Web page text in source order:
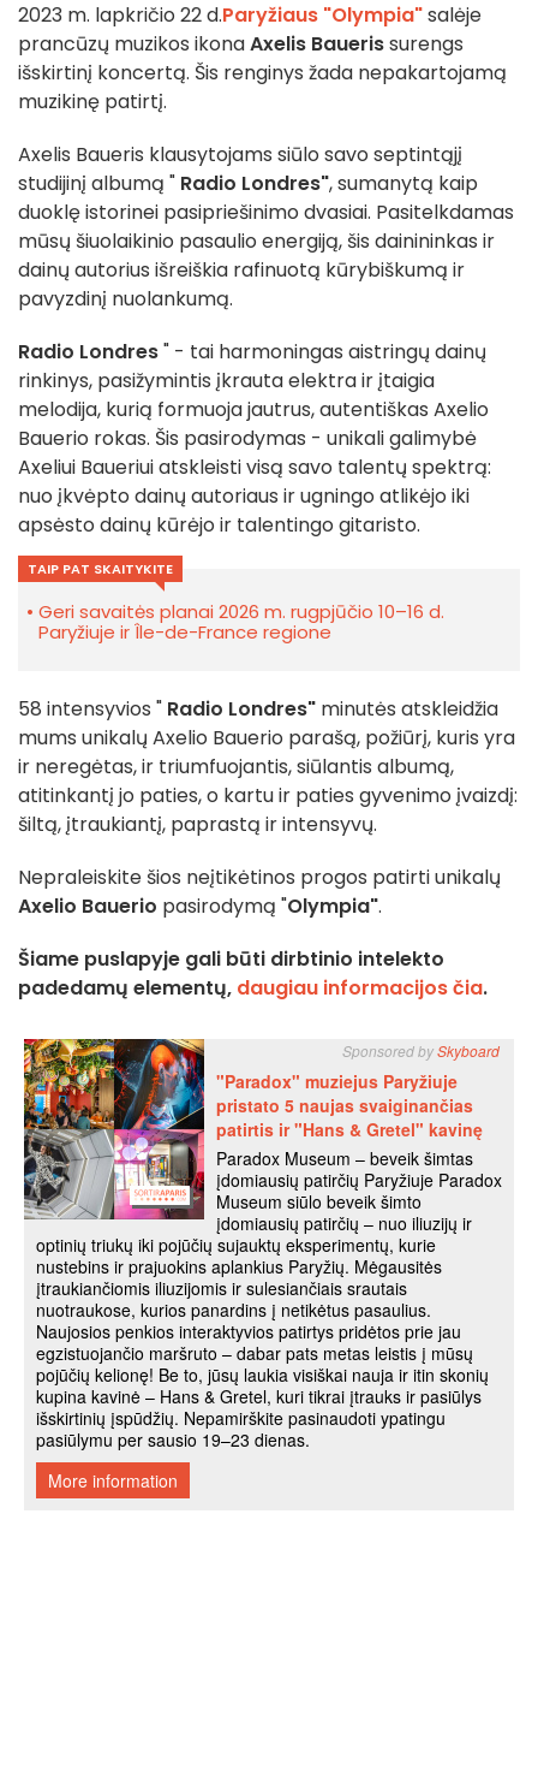
2023 m. lapkričio 22 d.Paryžiaus "Olympia"salėje
prancūzų muzikos ikonaAxelis Bauerissurengs
išskirtinį koncertą. Šis renginys žada nepakartojamą
muzikinę patirtį.
Axelis Baueris klausytojams siūlo savo septintąjį
studijinį albumą " Radio Londres", sumanytą kaip
duoklę istorinei pasipriešinimo dvasiai. Pasitelkdamas
mūsų šiuolaikinio pasaulio energiją, šis dainininkas ir
dainų autorius išreiškia rafinuotą kūrybiškumą ir
pavyzdinį nuolankumą.
Radio Londres" - tai harmoningas aistringų dainų
rinkinys, pasižymintis įkrauta elektra ir įtaigia
melodija, kurią formuoja jautrus, autentiškas Axelio
Bauerio rokas. Šis pasirodymas - unikali galimybė
Axeliui Baueriui atskleisti visą savo talentų spektrą:
nuo įkvėpto dainų autoriaus ir ugningo atlikėjo iki
apsėsto dainų kūrėjo ir talentingo gitaristo.
TAIP PAT SKAITYKITE
Geri savaitės planai 2026 m. rugpjūčio 10–16 d.
Paryžiuje ir Île-de-France regione
58 intensyvios " Radio Londres" minutės atskleidžia
mums unikalų Axelio Bauerio parašą, požiūrį, kuris yra
ir neregėtas, ir triumfuojantis, siūlantis albumą,
atitinkantį jo paties, o kartu ir paties gyvenimo įvaizdį:
šiltą, įtraukiantį, paprastą ir intensyvų.
Nepraleiskite šios neįtikėtinos progos patirti unikalų
Axelio Bauerio pasirodymą "Olympia".
Šiame puslapyje gali būti dirbtinio intelekto
padedamų elementų, daugiau informacijos čia.